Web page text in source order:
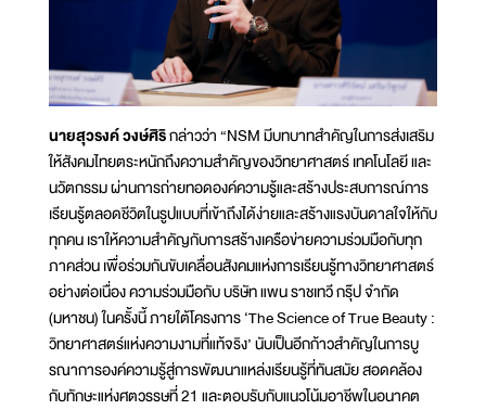
นายสุวรงค์ วงษ์ศิริกล่าวว่า “NSM มีบทบาทสำคัญในการส่งเสริม
ให้สังคมไทยตระหนักถึงความสำคัญของวิทยาศาสตร์ เทคโนโลยี และ
นวัตกรรม ผ่านการถ่ายทอดองค์ความรู้และสร้างประสบการณ์การ
เรียนรู้ตลอดชีวิตในรูปแบบที่เข้าถึงได้ง่ายและสร้างแรงบันดาลใจให้กับ
ทุกคน เราให้ความสำคัญกับการสร้างเครือข่ายความร่วมมือกับทุก
ภาคส่วน เพื่อร่วมกันขับเคลื่อนสังคมแห่งการเรียนรู้ทางวิทยาศาสตร์
อย่างต่อเนื่อง ความร่วมมือกับ บริษัท แพน ราชเทวี กรุ๊ป จำกัด
(มหาชน) ในครั้งนี้ ภายใต้โครงการ ‘The Science of True Beauty :
วิทยาศาสตร์แห่งความงามที่แท้จริง’ นับเป็นอีกก้าวสำคัญในการบู
รณาการองค์ความรู้สู่การพัฒนาแหล่งเรียนรู้ที่ทันสมัย สอดคล้อง
กับทักษะแห่งศตวรรษที่ 21 และตอบรับกับแนวโน้มอาชีพในอนาคต